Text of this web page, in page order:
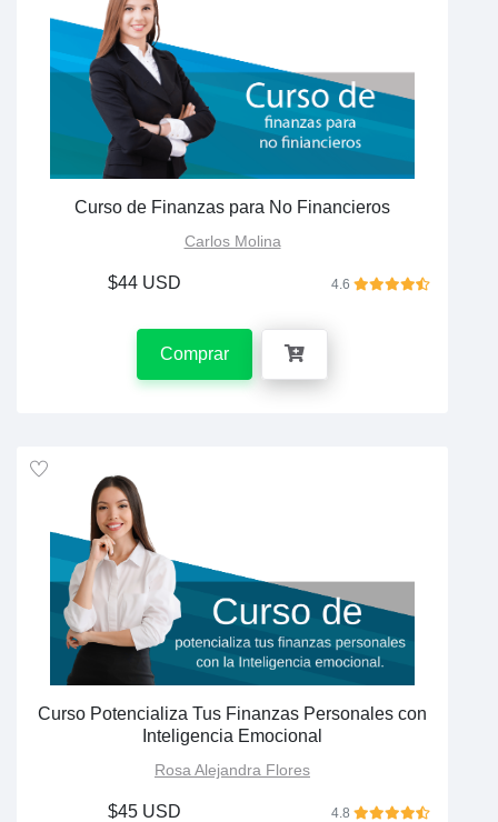
Curso de Finanzas para No Financieros
Carlos Molina
$44 USD 4.6
Comprar
Curso Potencializa Tus Finanzas Personales con
Inteligencia Emocional
Rosa Alejandra Flores
$45 USD 4.8